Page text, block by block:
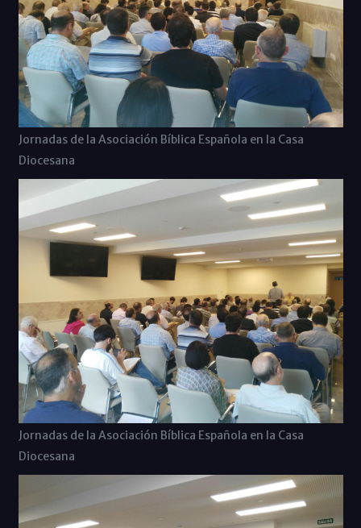
Jornadas de la Asociación Bíblica Española en la Casa
Diocesana
Jornadas de la Asociación Bíblica Española en la Casa
Diocesana